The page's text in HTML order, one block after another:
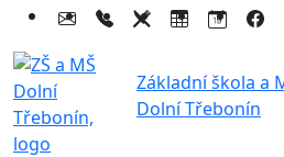
Základní škola a
Dolní Třebonín